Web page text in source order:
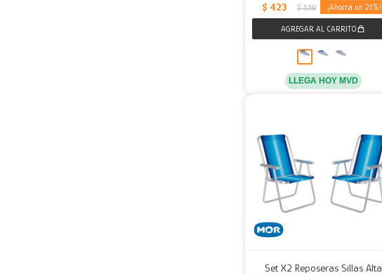
$ 423 $ 539 21
LLEGA HOY MVD
Set X2 Reposeras Sillas Alta